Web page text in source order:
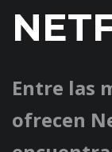
Entre las
ofrecen